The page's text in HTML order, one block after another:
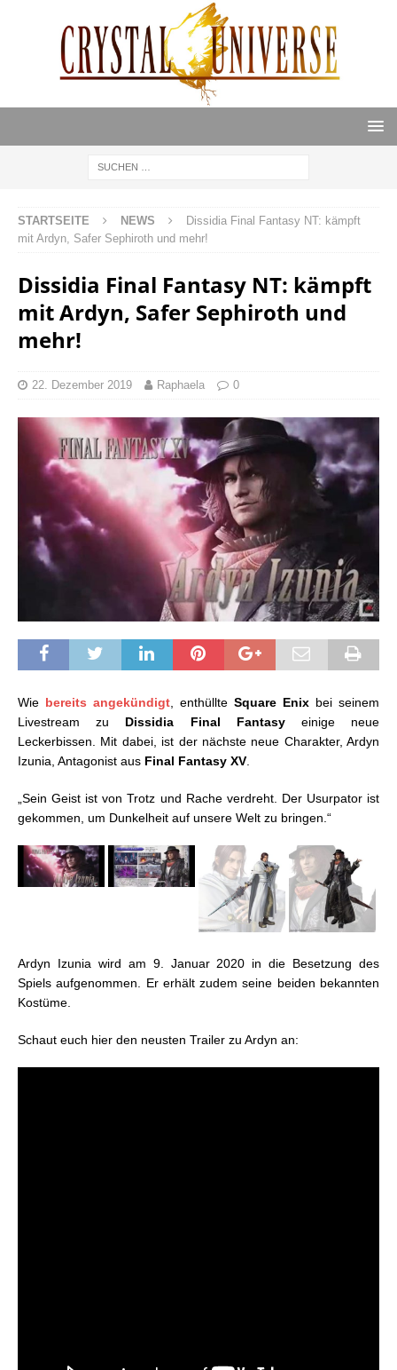
STARTSEITE NEWS
Dissidia Final Fantasy NT: kämpft
mit Ardyn, Safer Sephiroth und mehr!
Dissidia Final Fantasy NT: kämpft
mit Ardyn, Safer Sephiroth und
mehr!
22. Dezember 2019 Raphaela 0
Wie bereits angekündigt , enthüllte Square Enix bei seinem
Livestream zu Dissidia Final Fantasyeinige neue
Leckerbissen. Mit dabei, ist der nächste neue Charakter, Ardyn
Izunia, Antagonist aus Final Fantasy XV
„Sein Geist ist von Trotz und Rache verdreht. Der Usurpator ist
gekommen, um Dunkelheit auf unsere Welt zu bringen.“
Ardyn Izunia wird am 9. Januar 2020 in die Besetzung des
Spiels aufgenommen. Er erhält zudem seine beiden bekannten
Kostüme.
Schaut euch hier den neusten Trailer zu Ardyn an: